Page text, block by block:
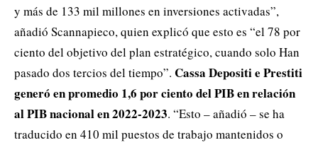
y más de 133 mil millones en inversiones activadas”,
añadió Scannapieco, quien explicó que esto es “el 78 por
ciento del objetivo del plan estratégico, cuando solo Han
pasado dos tercios del tiempo”. Cassa Depositi e Prestiti
generó en promedio 1,6 por ciento del PIB en relación
al PIB nacional en 2022-2023. “Esto – añadió – ​​se ha
traducido en 410 mil puestos de trabajo mantenidos o